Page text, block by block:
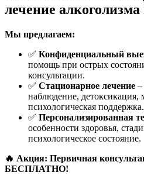
лечение
Мы предлагаем:
✅ Конфиденциальный
помощь при острых
консультации.
✅ Стационарное лечение –
наблюдение, детоксикация,
психологическая поддержка.
✅ Персонализированная
особенности здоровья,
психологическое состояние.
🔥 Акция: Первичная
БЕСПЛАТНО!